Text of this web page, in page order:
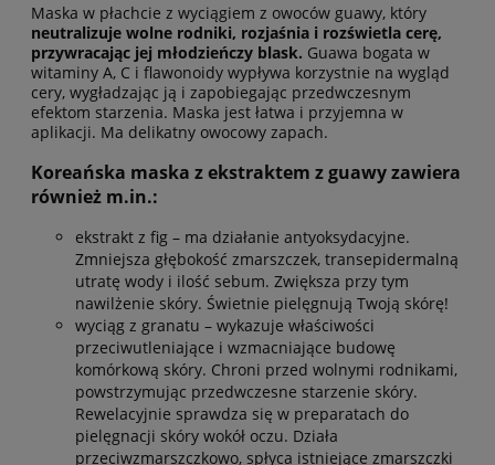
Maska w płachcie z wyciągiem z owoców guawy, który
neutralizuje wolne rodniki, rozjaśnia i rozświetla cerę,
przywracając jej młodzieńczy blask. Guawa bogata w
witaminy A, C i flawonoidy wypływa korzystnie na wygląd
cery, wygładzając ją i zapobiegając przedwczesnym
efektom starzenia. Maska jest łatwa i przyjemna w
aplikacji. Ma delikatny owocowy zapach.
Koreańska maska z ekstraktem z guawy zawiera
również m.in.:
ekstrakt z fig – ma działanie antyoksydacyjne.
Zmniejsza głębokość zmarszczek, transepidermalną
utratę wody i ilość sebum. Zwiększa przy tym
nawilżenie skóry. Świetnie pielęgnują Twoją skórę!
wyciąg z granatu – wykazuje właściwości
przeciwutleniające i wzmacniające budowę
komórkową skóry. Chroni przed wolnymi rodnikami,
powstrzymując przedwczesne starzenie skóry.
Rewelacyjnie sprawdza się w preparatach do
pielęgnacji skóry wokół oczu. Działa
przeciwzmarszczkowo, spłyca istniejące zmarszczki